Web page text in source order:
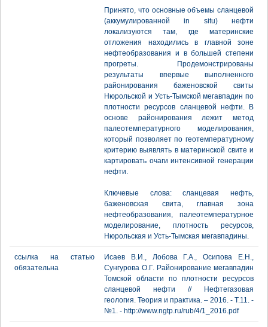
Принято, что основные объемы сланцевой
(аккумулированной in situ) нефти
локализуются там, где материнские
отложения находились в главной зоне
нефтеобразования и в большей степени
прогреты. Продемонстрированы
результаты впервые выполненного
районирования баженовской свиты
Нюрольской и Усть-Тымской мегавпадин по
плотности ресурсов сланцевой нефти. В
основе районирования лежит метод
палеотемпературного моделирования,
который позволяет по геотемпературному
критерию выявлять в материнской свите и
картировать очаги интенсивной генерации
нефти.
Ключевые слова: сланцевая нефть,
баженовская свита, главная зона
нефтеобразования, палеотемпературное
моделирование, плотность ресурсов,
Нюрольская и Усть-Тымская мегавпадины.
ссылка на статью
обязательна
Исаев В.И., Лобова Г.А., Осипова Е.Н.,
Сунгурова О.Г. Районирование мегавпадин
Томской области по плотности ресурсов
сланцевой нефти // Нефтегазовая
геология. Теория и практика. – 2016. - Т.11. -
№1. - http://www.ngtp.ru/rub/4/1_2016.pdf